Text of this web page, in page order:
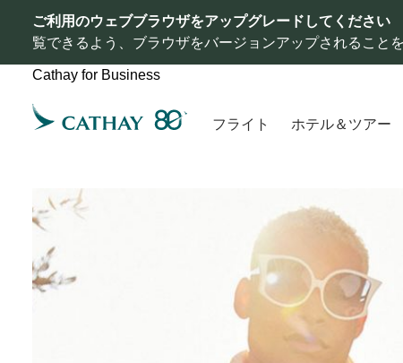
ご利用のウェブブラウザをアップグレードしてください
覧できるよう、ブラウザをバージョンアップされること
Cathay for Business
フライト ホテル＆ツアー